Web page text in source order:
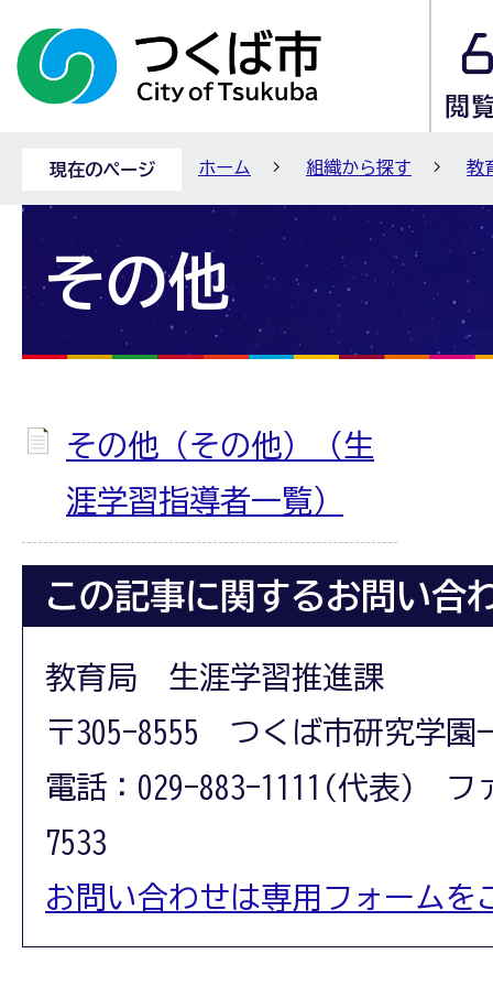
現在のページ ホーム 組織から探す 教
その他
その他（その他）（生
涯学習指導者一覧）
この記事に関するお問い合
教育局 生涯学習推進課
〒305-8555 つくば市研究学園
電話：029-883-1111(代表) フ
7533
お問い合わせは専用フォームを